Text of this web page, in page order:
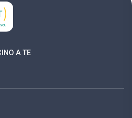
A TE